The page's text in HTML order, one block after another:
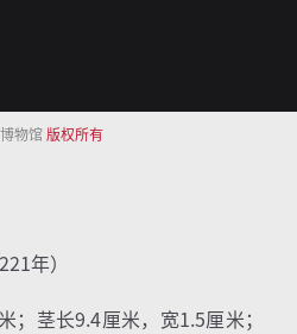
物馆版权所有
221年）
；茎长9.4厘米，宽1.5厘米；